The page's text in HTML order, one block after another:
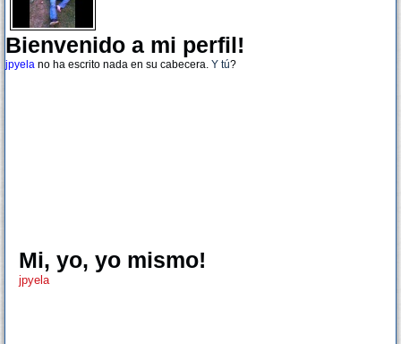
Bienvenido a mi perfil!
jpyela no ha escrito nada en su cabecera. Y tú?
Mi, yo, yo mismo!
jpyela